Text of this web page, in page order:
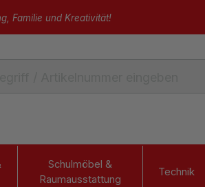
Familie und Kreativität!
Schulmöbel &
Raumausstattung
Technik